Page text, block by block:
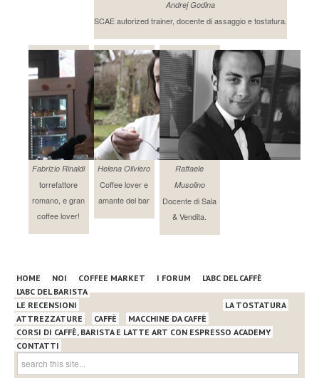
Andrej Godina
SCAE autorized trainer, docente di assaggio e tostatura.
Fabrizio Rinaldi
torrefattore
romano, e gran
coffee lover!
Helena Oliviero
Coffee lover e
amante del bar
Raffaele
Musolino
Docente di Sala
& Vendita.
HOME NOI COFFEE MARKET I FORUM
L’ABC DEL CAFFÈ
L’ABC DEL BARISTA
LE RECENSIONI
ATTREZZATURE
CAFFÈ MACCHINE DA CAFFÈ
LA TOSTATURA
CORSI DI CAFFÈ, BARISTA E LATTE ART CON ESPRESSO ACADEMY
CONTATTI